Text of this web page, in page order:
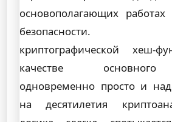
основополагающих
безопасности.
криптографической хеш-
качестве
одновременно просто и
на десятилетия